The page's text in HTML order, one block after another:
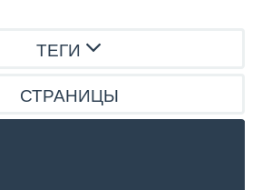
ТЕГИ
СТРАНИЦЫ